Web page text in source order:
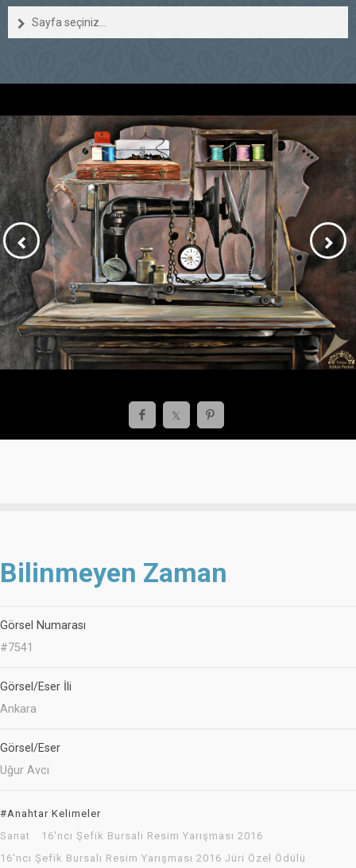
Sayfa seçiniz...
Bilinmeyen Zaman
Görsel Numarası
#7541
Görsel/Eser İli
Ankara
Görsel/Eser
Uğur Avcı
#Anahtar Kelimeler
Sanat
16'ncı Şefik Bursalı Resim Yarışması 2016
16'ncı Şefik Bursalı Resim Yarışması 2016 Jüri Özel Ödülü